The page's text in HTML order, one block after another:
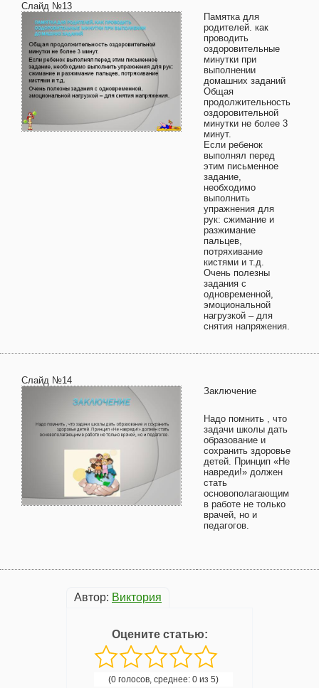
Слайд №13
Памятка для
родителей. как
проводить
оздоровительные
минутки при
выполнении
домашних заданий
Общая
продолжительность
оздоровительной
минутки не более 3
минут.
Если ребенок
выполнял перед
этим письменное
задание,
необходимо
выполнить
упражнения для
рук: сжимание и
разжимание
пальцев,
потряхивание
кистями и т.д.
Очень полезны
задания с
одновременной,
эмоциональной
нагрузкой – для
снятия напряжения.
Слайд №14
Заключение
Надо помнить , что
задачи школы дать
образование и
сохранить здоровье
детей. Принцип «Не
навреди!» должен
стать
основополагающим
в работе не только
врачей, но и
педагогов.
Автор: Виктория
Оцените статью:
(0 голосов, среднее: 0 из 5)